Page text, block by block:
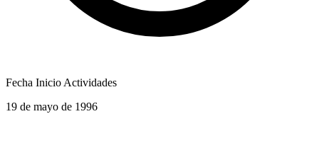
Fecha Inicio Actividades
19 de mayo de 1996